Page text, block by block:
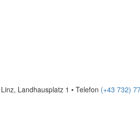
Landhausplatz 1 • Telefon (+43 732)